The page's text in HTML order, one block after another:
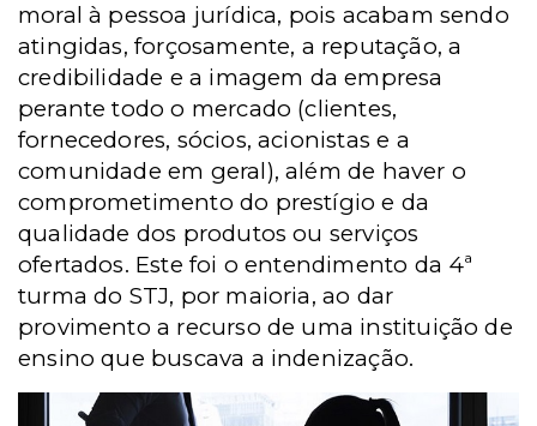
moral à pessoa jurídica, pois acabam sendo
atingidas, forçosamente, a reputação, a
credibilidade e a imagem da empresa
perante todo o mercado (clientes,
fornecedores, sócios, acionistas e a
comunidade em geral), além de haver o
comprometimento do prestígio e da
qualidade dos produtos ou serviços
ofertados. Este foi o entendimento da 4ª
turma do STJ, por maioria, ao dar
provimento a recurso de uma instituição de
ensino que buscava a indenização.